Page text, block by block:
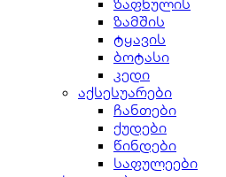
ზაფხულის
ზამშის
ტყავის
ბოტასი
კედი
აქსესუარები
ჩანთები
ქუდები
წინდები
საფულეები